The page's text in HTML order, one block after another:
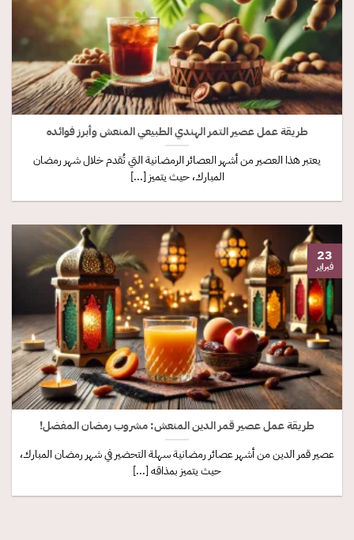
طريقة عمل عصير التمر الهندي الطبيعي المنعش وأبرز فوائده
يعتبر هذا العصير من أشهر العصائر الرمضانية التي تُقدم خلال شهر رمضان
المبارك، حيث يتميز [...]
طريقة عمل عصير قمر الدين المنعش: مشروب رمضان المفضل!
عصير قمر الدين من أشهر عصائر رمضانية سهلة التحضير في شهر رمضان المبارك،
حيث يتميز بمذاقه [...]
23
فبراير